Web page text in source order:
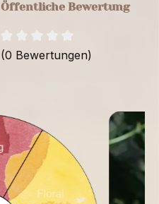
Öffentliche Bewertung
(0 Bewertungen)